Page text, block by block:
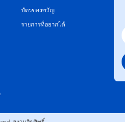
บัตรของขวัญ
รายการที่อยากได้